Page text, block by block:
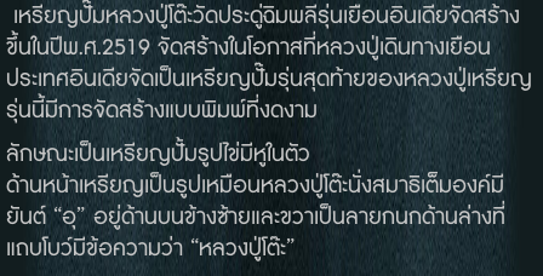
เหรียญปั๊มหลวงปู่โต๊ะวัดประดู่ฉิมพลีรุ่นเยือนอินเดียจัดสร้าง
ขึ้นในปีพ.ศ.2519จัดสร้างในโอกาสที่หลวงปู่เดินทางเยือน
ประเทศอินเดียจัดเป็นเหรียญปั๊มรุ่นสุดท้ายของหลวงปู่เหรียญ
รุ่นนี้มีการจัดสร้างแบบพิมพ์ที่งดงาม
ลักษณะเป็นเหรียญปั้มรูปไข่มีหูในตัว
ด้านหน้าเหรียญเป็นรูปเหมือนหลวงปู่โต๊ะนั่งสมาธิเต็มองค์มี
ยันต์“อุ”อยู่ด้านบนข้างซ้ายและขวาเป็นลายกนกด้านล่างที่
แถบโบว์มีข้อความว่า“หลวงปู่โต๊ะ”